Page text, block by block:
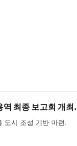
역 최종 보고회 개최.
시 조성 기반 마련.